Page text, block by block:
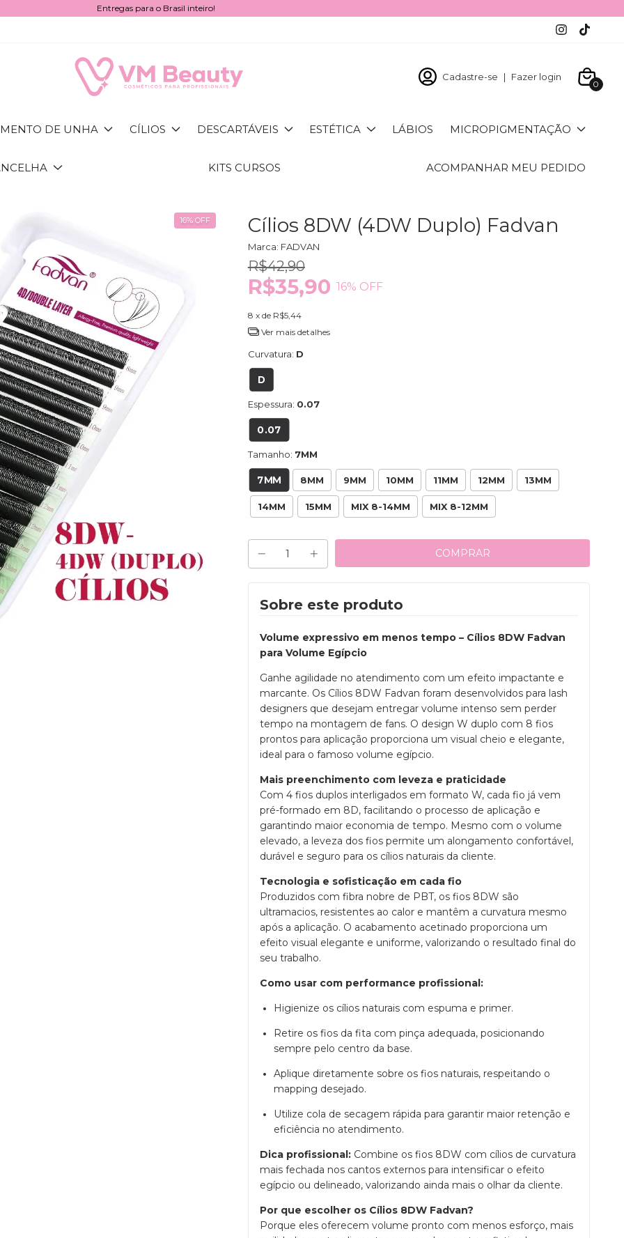
Entregas para o Brasil inteiro!
Cadastre-se | Fazer login
0
DE UNHA CÍLIOS DESCARTÁVEIS ESTÉTICA LÁBIOS MICROPIGMENTAÇÃO
KITS CURSOS ACOMPANHAR MEU PEDIDO
16% OFF Cílios 8DW (4DW Duplo) Fadvan
Marca: FADVAN
R$42,90
R$35,90 16% OFF
8 x de R$5,44
Ver mais detalhes
Curvatura: D
D
Espessura: 0.07
0.07
Tamanho: 7MM
7MM 8MM 9MM 10MM 11MM 12MM 13MM
14MM 15MM MIX 8-14MM MIX 8-12MM
Sobre este produto
Volume expressivo em menos tempo – Cílios 8DW Fadvan
para Volume Egípcio
Ganhe agilidade no atendimento com um efeito impactante e
marcante. Os Cílios 8DW Fadvan foram desenvolvidos para lash
designers que desejam entregar volume intenso sem perder
tempo na montagem de fans. O design W duplo com 8 fios
prontos para aplicação proporciona um visual cheio e elegante,
ideal para o famoso volume egípcio.
Mais preenchimento com leveza e praticidade
Com 4 fios duplos interligados em formato W, cada fio já vem
pré-formado em 8D, facilitando o processo de aplicação e
garantindo maior economia de tempo. Mesmo com o volume
elevado, a leveza dos fios permite um alongamento confortável,
durável e seguro para os cílios naturais da cliente.
Tecnologia e sofisticação em cada fio
Produzidos com fibra nobre de PBT, os fios 8DW são
ultramacios, resistentes ao calor e mantêm a curvatura mesmo
após a aplicação. O acabamento acetinado proporciona um
efeito visual elegante e uniforme, valorizando o resultado final do
seu trabalho.
Como usar com performance profissional:
Higienize os cílios naturais com espuma e primer.
Retire os fios da fita com pinça adequada, posicionando
sempre pelo centro da base.
Aplique diretamente sobre os fios naturais, respeitando o
mapping desejado.
Utilize cola de secagem rápida para garantir maior retenção e
eficiência no atendimento.
Dica profissional:Combine os fios 8DW com cílios de curvatura
mais fechada nos cantos externos para intensificar o efeito
egípcio ou delineado, valorizando ainda mais o olhar da cliente.
Por que escolher os Cílios 8DW Fadvan?
Porque eles oferecem volume pronto com menos esforço, mais